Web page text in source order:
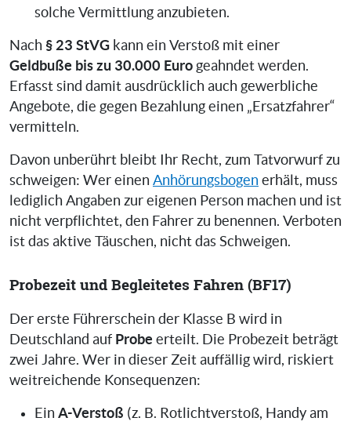
solche Vermittlung anzubieten.
Nach § 23 StVG kann ein Verstoß mit einer
Geldbuße bis zu 30.000 Euro geahndet werden.
Erfasst sind damit ausdrücklich auch gewerbliche
Angebote, die gegen Bezahlung einen „Ersatzfahrer“
vermitteln.
Davon unberührt bleibt Ihr Recht, zum Tatvorwurf zu
schweigen: Wer einen Anhörungsbogen erhält, muss
lediglich Angaben zur eigenen Person machen und ist
nicht verpflichtet, den Fahrer zu benennen. Verboten
ist das aktive Täuschen, nicht das Schweigen.
Probezeit und Begleitetes Fahren (BF17)
Der erste Führerschein der Klasse B wird in
Deutschland auf Probe erteilt. Die Probezeit beträgt
zwei Jahre. Wer in dieser Zeit auffällig wird, riskiert
weitreichende Konsequenzen:
Ein A-Verstoß (z. B. Rotlichtverstoß, Handy am